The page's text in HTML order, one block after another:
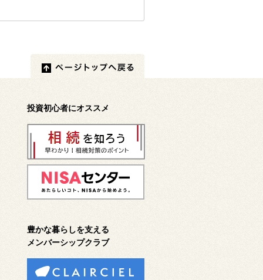
投資初心者にオススメ
豊かな暮らしを支える
メンバーシップクラブ